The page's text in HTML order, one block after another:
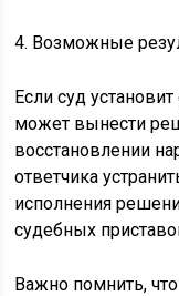
4. Возможные
Если суд
может вынести
восстановлении
ответчика
исполнения
судебных
Важно помнить,